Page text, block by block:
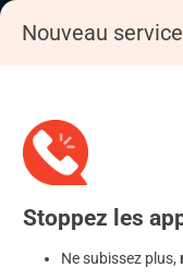
Nouveau
Stoppez les
Ne subissez plus,